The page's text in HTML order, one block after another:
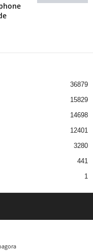
36879
15829
14698
12401
3280
441
1